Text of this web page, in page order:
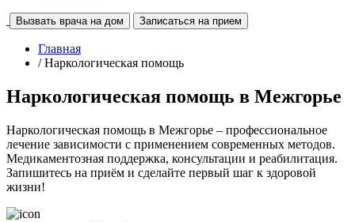
Вызвать врача на дом Записаться на прием
Главная
/ Наркологическая помощь
Наркологическая помощь в Межгорье
Наркологическая помощь в Межгорье – профессиональное
лечение зависимости с применением современных методов.
Медикаментозная поддержка, консультации и реабилитация.
Запишитесь на приём и сделайте первый шаг к здоровой
жизни!